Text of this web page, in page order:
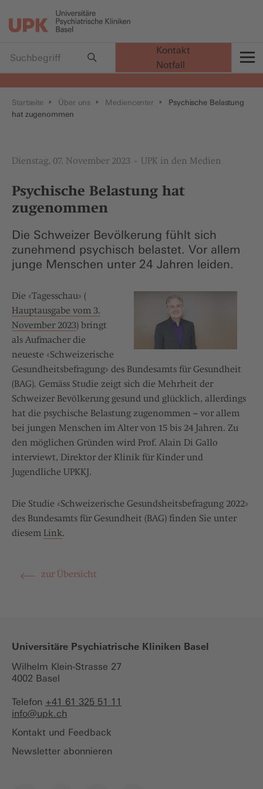
Startseite Über uns Mediencenter
Psychische Belastung
hat zugenommen
Dienstag, 07. November 2023 UPK in den Medien
Psychische Belastung hat
zugenommen
Die Schweizer Bevölkerung fühlt sich
zunehmend psychisch belastet. Vor allem
junge Menschen unter 24 Jahren leiden.
Die «Tagesschau» (​​
Hauptausgabe vom 3.
November 2023) bringt
als Aufmacher die
neueste «Schweizerische
Gesundheitsbefragung» des Bundesamts für Gesundheit
(BAG). Gemäss Studie zeigt sich die Mehrheit der
Schweizer Bevölkerung gesund und glücklich, allerdings
hat die psychische Belastung zugenommen – vor allem
bei jungen Menschen im Alter von 15 bis 24 Jahren. Zu
den möglichen Gründen wird Prof. Alain Di Gallo
interviewt, Direktor der Klinik für Kinder und
Jugendliche UPKKJ.
Die Studie «Schweizerische Gesundsheitsbefragung 2022»
des Bundesamts für Gesundheit (BAG) finden Sie unter
diesem Link.
zur Übersicht
Kontakt
Notfall
Universitäre Psychiatrische Kliniken Basel
Wilhelm Klein-Strasse 27
4002 Basel
Telefon +41 61 325 51 11
info@upk.ch
Kontakt und Feedback
Newsletter abonnieren